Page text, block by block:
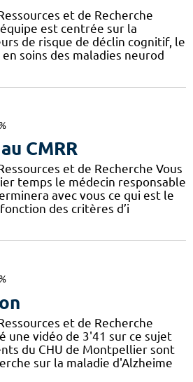
et de Recherche
est centrée sur la
de risque de déclin cognitif, le
soins des maladies neurod
CMRR
et de Recherche Vous
temps le médecin responsable
avec vous ce qui est le
des critères d’i
et de Recherche
une vidéo de 3'41 sur ce sujet
du CHU de Montpellier sont
sur la maladie d'Alzheime